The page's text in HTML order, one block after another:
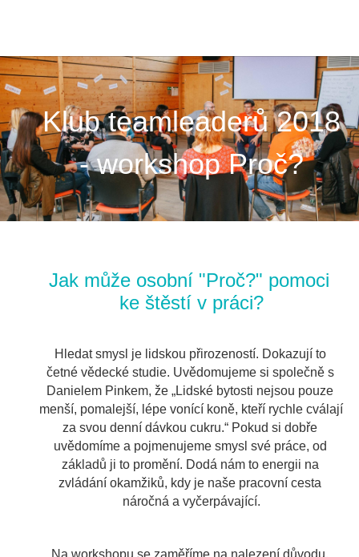
Klub teamleaderů 2018
- workshop Proč?
Jak může osobní "Proč?" pomoci
ke štěstí v práci?
Hledat smysl je lidskou přirozeností. Dokazují to
četné vědecké studie. Uvědomujeme si společně s
Danielem Pinkem, že „Lidské bytosti nejsou pouze
menší, pomalejší, lépe vonící koně, kteří rychle cválají
za svou denní dávkou cukru.“ Pokud si dobře
uvědomíme a pojmenujeme smysl své práce, od
základů ji to promění. Dodá nám to energii na
zvládání okamžiků, kdy je naše pracovní cesta
náročná a vyčerpávající.
Na workshopu se zaměříme na nalezení důvodu,